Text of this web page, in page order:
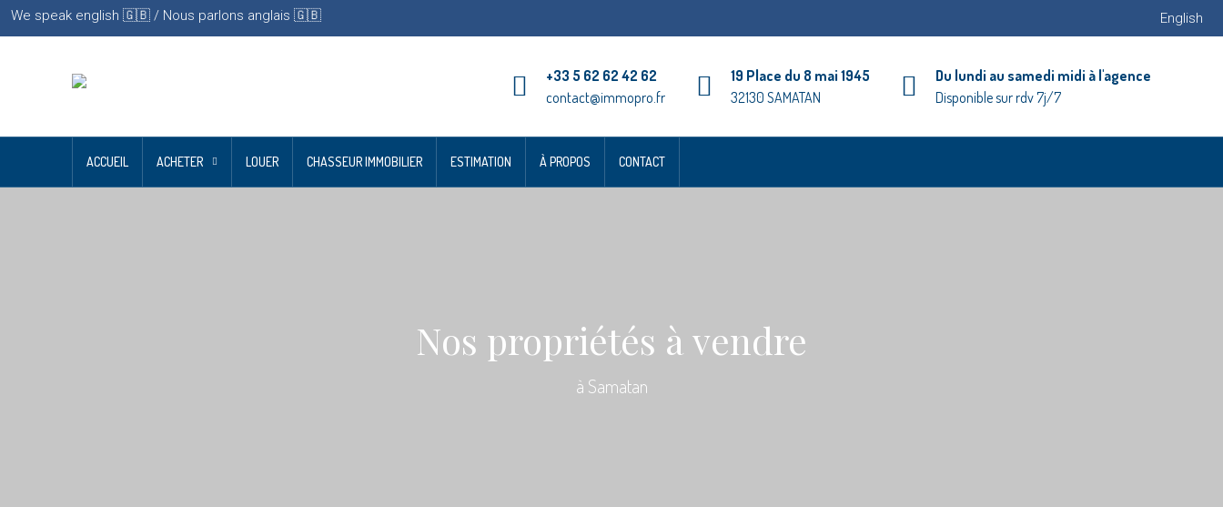
We speak english 🇬🇧 / Nous parlons anglais 🇬🇧 English
+33 5 62 62 42 62
contact@immopro.fr
19 Place du 8 mai 1945
32130 SAMATAN
Du lundi au samedi midi à l'agence
Disponible sur rdv 7j/7
ACCUEIL ACHETER LOUER CHASSEUR IMMOBILIER ESTIMATION À PROPOS CONTACT
Nos propriétés à vendre
à Samatan